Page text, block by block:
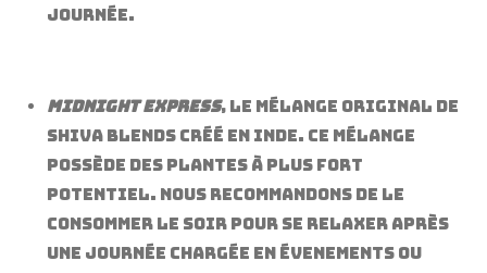
journée.
Midnight Express, le mélange original de
Shiva Blends créé en Inde. Ce mélange
possède des plantes à plus fort
potentiel. Nous recommandons de le
consommer le soir pour se relaxer après
une journée chargée en évenements ou